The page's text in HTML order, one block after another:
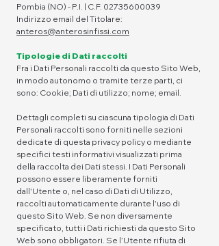
Pombia (NO) - P.I. | C.F. 02735600039
Indirizzo email del Titolare:
anteros@anterosinfissi.com
Tipologie di Dati raccolti
Fra i Dati Personali raccolti da questo Sito Web,
in modo autonomo o tramite terze parti, ci
sono: Cookie; Dati di utilizzo; nome; email.
Dettagli completi su ciascuna tipologia di Dati
Personali raccolti sono forniti nelle sezioni
dedicate di questa privacy policy o mediante
specifici testi informativi visualizzati prima
della raccolta dei Dati stessi. I Dati Personali
possono essere liberamente forniti
dall'Utente o, nel caso di Dati di Utilizzo,
raccolti automaticamente durante l'uso di
questo Sito Web. Se non diversamente
specificato, tutti i Dati richiesti da questo Sito
Web sono obbligatori. Se l’Utente rifiuta di